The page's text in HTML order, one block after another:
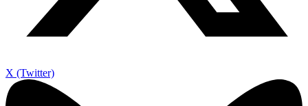
X (Twitter)